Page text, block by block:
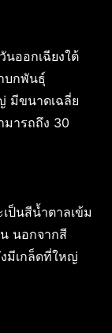
นออกเฉียงใต้
บกพันธุ์
มีขนาดเฉลี่ย
ารถถึง 30
ป็นสีน้ำตาลเข้ม
นอกจากสี
มีเกล็ดที่ใหญ่